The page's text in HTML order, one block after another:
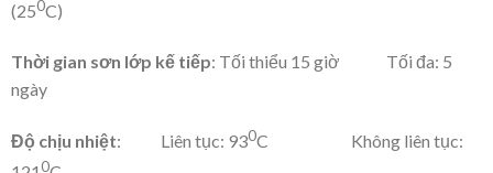
(250C)
Thời gian sơn lớp kế tiếp: Tối thiểu 15 giờ Tối đa: 5
ngày
Độ chịu nhiệt: Liên tục: 930C Không liên tục:
0